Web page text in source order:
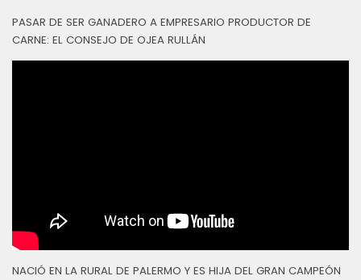
PASAR DE SER GANADERO A EMPRESARIO PRODUCTOR DE
CARNE: EL CONSEJO DE OJEA RULLÁN
NACIÓ EN LA RURAL DE PALERMO Y ES HIJA DEL GRAN CAMPEÓN